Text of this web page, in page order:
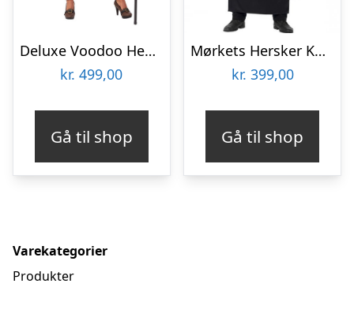
Deluxe Voodoo Heksedoktor Kostume
kr. 499,00
Gå til shop
Mørkets Hersker Kostume
kr. 399,00
Gå til shop
Varekategorier
Produkter